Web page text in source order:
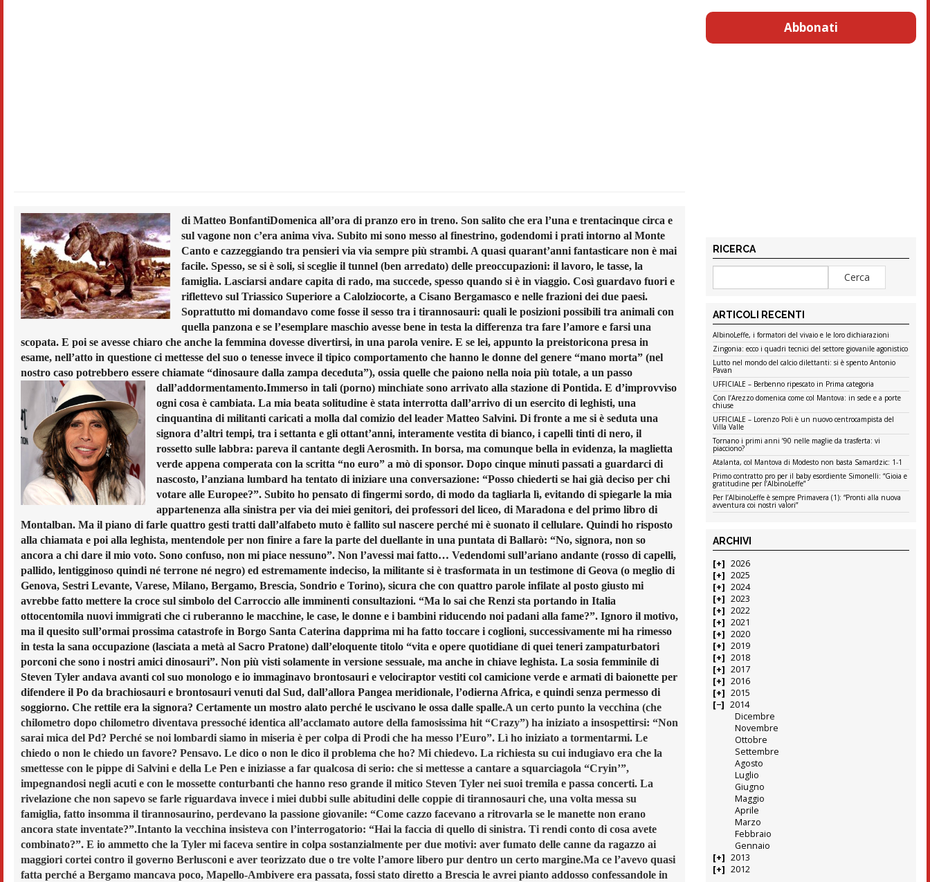
di Matteo BonfantiDomenica all’ora di pranzo ero in treno. Son salito che era l’una e trentacinque circa e
sul vagone non c’era anima viva. Subito mi sono messo al finestrino, godendomi i prati intorno al Monte
Canto e cazzeggiando tra pensieri via via sempre più strambi. A quasi quarant’anni fantasticare non è mai
facile. Spesso, se si è soli, si sceglie il tunnel (ben arredato) delle preoccupazioni: il lavoro, le tasse, la
famiglia. Lasciarsi andare capita di rado, ma succede, spesso quando si è in viaggio. Così guardavo fuori e
riflettevo sul Triassico Superiore a Calolziocorte, a Cisano Bergamasco e nelle frazioni dei due paesi.
Soprattutto mi domandavo come fosse il sesso tra i tirannosauri: quali le posizioni possibili tra animali con
quella panzona e se l’esemplare maschio avesse bene in testa la differenza tra fare l’amore e farsi una
scopata. E poi se avesse chiaro che anche la femmina dovesse divertirsi, in una parola venire. E se lei, appunto la preistoricona presa in
esame, nell’atto in questione ci mettesse del suo o tenesse invece il tipico comportamento che hanno le donne del genere “mano morta” (nel
nostro caso potrebbero essere chiamate “dinosaure dalla zampa deceduta”), ossia quelle che paiono nella noia più totale, a un passo
dall’addormentamento.Immerso in tali (porno) minchiate sono arrivato alla stazione di Pontida. E d’improvviso
ogni cosa è cambiata. La mia beata solitudine è stata interrotta dall’arrivo di un esercito di leghisti, una
cinquantina di militanti caricati a molla dal comizio del leader Matteo Salvini. Di fronte a me si è seduta una
signora d’altri tempi, tra i settanta e gli ottant’anni, interamente vestita di bianco, i capelli tinti di nero, il
rossetto sulle labbra: pareva il cantante degli Aerosmith. In borsa, ma comunque bella in evidenza, la maglietta
verde appena comperata con la scritta “no euro” a mò di sponsor. Dopo cinque minuti passati a guardarci di
nascosto, l’anziana lumbard ha tentato di iniziare una conversazione: “Posso chiederti se hai già deciso per chi
votare alle Europee?”. Subito ho pensato di fingermi sordo, di modo da tagliarla lì, evitando di spiegarle la mia
appartenenza alla sinistra per via dei miei genitori, dei professori del liceo, di Maradona e del primo libro di
Montalban. Ma il piano di farle quattro gesti tratti dall’alfabeto muto è fallito sul nascere perché mi è suonato il cellulare. Quindi ho risposto
alla chiamata e poi alla leghista, mentendole per non finire a fare la parte del duellante in una puntata di Ballarò: “No, signora, non so
ancora a chi dare il mio voto. Sono confuso, non mi piace nessuno”. Non l’avessi mai fatto… Vedendomi sull’ariano andante (rosso di capelli,
pallido, lentigginoso quindi né terrone né negro) ed estremamente indeciso, la militante si è trasformata in un testimone di Geova (o meglio di
Genova, Sestri Levante, Varese, Milano, Bergamo, Brescia, Sondrio e Torino), sicura che con quattro parole infilate al posto giusto mi
avrebbe fatto mettere la croce sul simbolo del Carroccio alle imminenti consultazioni. “Ma lo sai che Renzi sta portando in Italia
ottocentomila nuovi immigrati che ci ruberanno le macchine, le case, le donne e i bambini riducendo noi padani alla fame?”. Ignoro il motivo,
ma il quesito sull’ormai prossima catastrofe in Borgo Santa Caterina dapprima mi ha fatto toccare i coglioni, successivamente mi ha rimesso
in testa la sana occupazione (lasciata a metà al Sacro Pratone) dall’eloquente titolo “vita e opere quotidiane di quei teneri zampaturbatori
porconi che sono i nostri amici dinosauri”. Non più visti solamente in versione sessuale, ma anche in chiave leghista. La sosia femminile di
Steven Tyler andava avanti col suo monologo e io immaginavo brontosauri e velociraptor vestiti col camicione verde e armati di baionette per
difendere il Po da brachiosauri e brontosauri venuti dal Sud, dall’allora Pangea meridionale, l’odierna Africa, e quindi senza permesso di
soggiorno. Che rettile era la signora? Certamente un mostro alato perché le uscivano le ossa dalle spalle.A un certo punto la vecchina (che
chilometro dopo chilometro diventava pressoché identica all’acclamato autore della famosissima hit “Crazy”) ha iniziato a insospettirsi: “Non
sarai mica del Pd? Perché se noi lombardi siamo in miseria è per colpa di Prodi che ha messo l’Euro”. Lì ho iniziato a tormentarmi. Le
chiedo o non le chiedo un favore? Pensavo. Le dico o non le dico il problema che ho? Mi chiedevo. La richiesta su cui indugiavo era che la
smettesse con le pippe di Salvini e della Le Pen e iniziasse a far qualcosa di serio: che si mettesse a cantare a squarciagola “Cryin’”,
impegnandosi negli acuti e con le mossette conturbanti che hanno reso grande il mitico Steven Tyler nei suoi tremila e passa concerti. La
rivelazione che non sapevo se farle riguardava invece i miei dubbi sulle abitudini delle coppie di tirannosauri che, una volta messa su
famiglia, fatto insomma il tirannosaurino, perdevano la passione giovanile: “Come cazzo facevano a ritrovarla se le manette non erano
ancora state inventate?”.Intanto la vecchina insisteva con l’interrogatorio: “Hai la faccia di quello di sinistra. Ti rendi conto di cosa avete
combinato?”. E io ammetto che la Tyler mi faceva sentire in colpa sostanzialmente per due motivi: aver fumato delle canne da ragazzo ai
maggiori cortei contro il governo Berlusconi e aver teorizzato due o tre volte l’amore libero pur dentro un certo margine.Ma ce l’avevo quasi
fatta perché a Bergamo mancava poco, Mapello-Ambivere era passata, fossi stato diretto a Brescia le avrei pianto addosso confessandole in
Abbonati
RICERCA
ARTICOLI RECENTI
AlbinoLeffe, i formatori del vivaio e le loro dichiarazioni
Zingonia: ecco i quadri tecnici del settore giovanile agonistico
Lutto nel mondo del calcio dilettanti: si è spento Antonio
Pavan
UFFICIALE – Berbenno ripescato in Prima categoria
Con l’Arezzo domenica come col Mantova: in sede e a porte
chiuse
UFFICIALE – Lorenzo Poli è un nuovo centrocampista del
Villa Valle
Tornano i primi anni ’90 nelle maglie da trasferta: vi
piacciono?
Atalanta, col Mantova di Modesto non basta Samardzic: 1-1
Primo contratto pro per il baby esordiente Simonelli: “Gioia e
gratitudine per l’AlbinoLeffe”
Per l’AlbinoLeffe è sempre Primavera (1): “Pronti alla nuova
avventura coi nostri valori”
ARCHIVI
2026
2025
2024
2023
2022
2021
2020
2019
2018
2017
2016
2015
2014
Dicembre
Novembre
Ottobre
Settembre
Agosto
Luglio
Giugno
Maggio
Aprile
Marzo
Febbraio
Gennaio
2013
2012